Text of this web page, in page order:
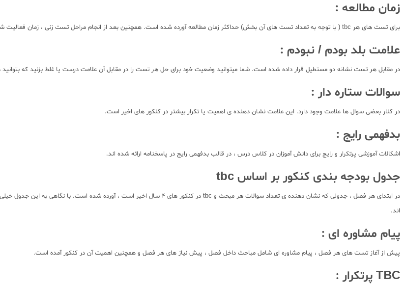
زمان مطالعه :
برای تست های هر tbc ( با توجه به تعداد تست های آن بخش) حداکثر زمان مطالعه آورده شده است. همچنین بعد از انجام مراحل تست زنی ، زمان فعالیت شما در مستطیل کناری ثبت میشود تا تفاوت حداکثر زمان قابل انجام و زمان خودتان را متوجه شوید.
علامت بلد بودم / نبودم :
در مقابل هر تست نشانه دو مستطیل قرار داده شده است. شما میتوانید وضعیت خود برای حل هر تست را در مقابل آن علامت درست یا غلط بزنید که
سوالات ستاره دار :
در کنار بعضی سوال ها علامت وجود دارد. این علامت نشان دهنده ی اهمیت یا تکرار بیشتر در کنکور های اخیر است.
بدفهمی رایج :
اشکالات آموزشی پرتکرار و رایج برای دانش آموزان در کلاس درس ، در قالب بدفهمی رایج در پاسخنامه ارائه شده اند.
جدول بودجه بندی کنکور بر اساس tbc
اند.
پیام مشاوره ای :
پیش از آغاز تست های هر فصل ، پیام مشاوره ای شامل مباحث داخل فصل ، پیش نیاز های هر فصل و همچنین اهمیت آن در کنکور آمده است.
TBC پرتکرار :